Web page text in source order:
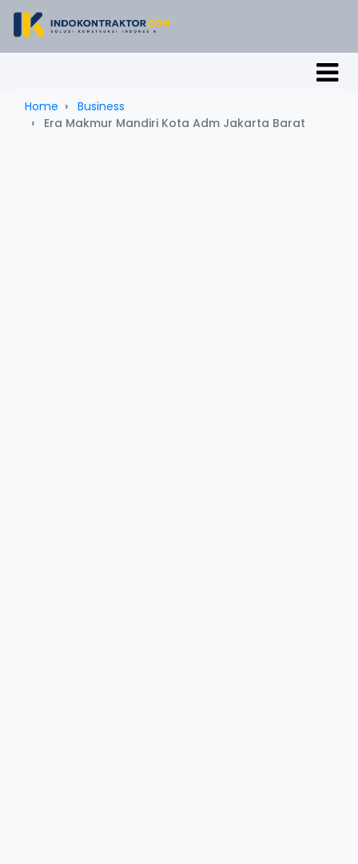
Home
Business
Era Makmur Mandiri Kota Adm Jakarta Barat